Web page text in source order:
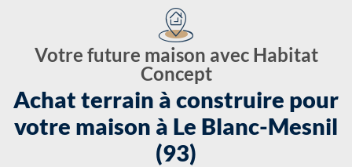
Votre future maison avec Habitat
Concept
Achat terrain à construire pour
votre maison à Le Blanc-Mesnil
(93)